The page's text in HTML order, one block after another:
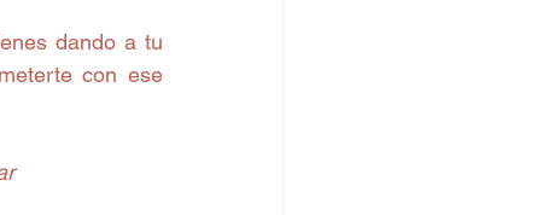
dando a tu
con ese